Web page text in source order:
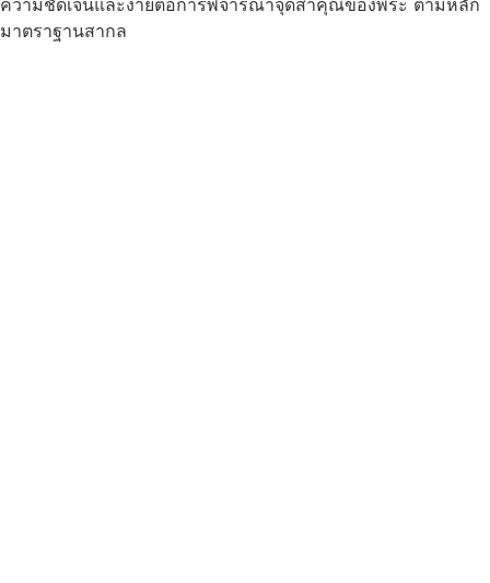
ความชัดเจนและง่ายต่อการพิจารณาจุดสำคุณของพระ ตามหลัก
มาตราฐานสากล